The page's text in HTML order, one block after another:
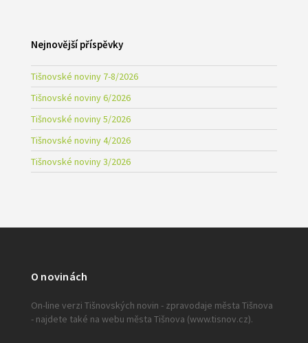
Nejnovější příspěvky
Tišnovské noviny 7-8/2026
Tišnovské noviny 6/2026
Tišnovské noviny 5/2026
Tišnovské noviny 4/2026
Tišnovské noviny 3/2026
O novinách
On-line verzi Tišnovských novin - zpravodaje města Tišnova
- najdete také na webu města Tišnova (www.tisnov.cz).